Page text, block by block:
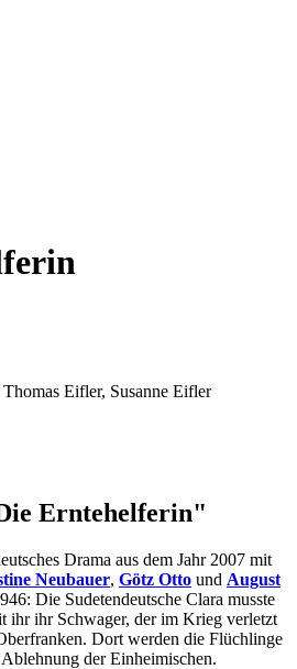
Thomas Eifler, Susanne Eifler
Erntehelferin"
Drama aus dem Jahr 2007 mit
Neubauer, Götz Otto und August
Die Sudetendeutsche Clara musste
ihr ihr Schwager, der im Krieg verletzt
Dort werden die Flüchlinge
der Einheimischen.